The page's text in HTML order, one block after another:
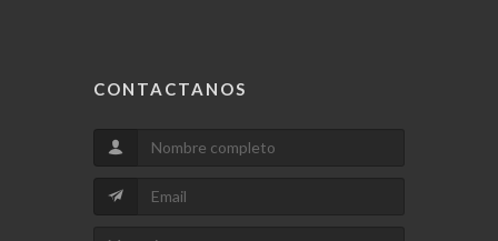
CONTACTANOS